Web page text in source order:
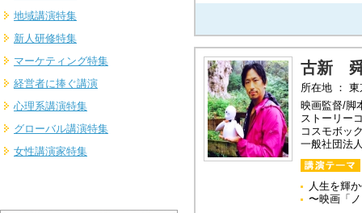
地域講演特集
新人研修特集
マーケティング特集
経営者に捧ぐ講演
心理系講演特集
グローバル講演特集
女性講演家特集
古新
所在地 ：
映画監督/脚
ストーリー
コスモボッ
一般社団法
人生を輝
〜映画「